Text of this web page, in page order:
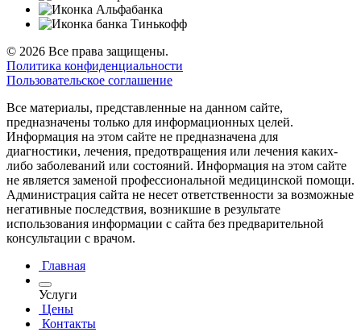
© 2026 Все права защищены.
Политика конфиденциальности
Пользовательское соглашение
Все материалы, представленные на данном сайте,
предназначены только для информационных целей.
Информация на этом сайте не предназначена для
диагностики, лечения, предотвращения или лечения каких-
либо заболеваний или состояний. Информация на этом сайте
не является заменой профессиональной медицинской помощи.
Администрация сайта не несет ответственности за возможные
негативные последствия, возникшие в результате
использования информации с сайта без предварительной
консультации с врачом.
Главная
Услуги
Цены
Контакты